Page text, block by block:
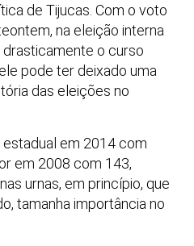
de Tijucas. Com o voto
na eleição interna
drasticamente o curso
pode ter deixado uma
das eleições no
em 2014 com
em 2008 com 143,
urnas, em princípio, que
tamanha importância no